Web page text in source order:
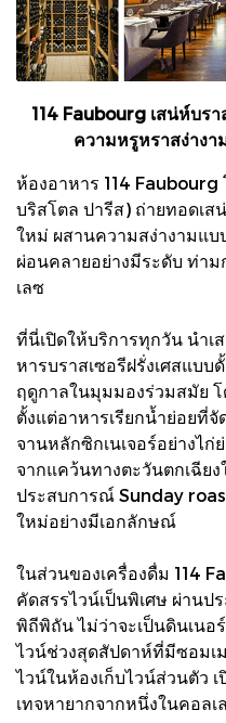
114 Faubourg เสน่ห์บร
ความหรูหราสง่างา
ห้องอาหาร 114 Faubourg
บริสโตล ปารีส) ถ่ายทอดเส
ใหม่ ผสานความสง่างามแบ
ผ่อนคลายอย่างมีระดับ ท่า
เลซ
ที่นี่เปิดให้บริการทุกวัน นำเ
หารบราสเซอรีฝรั่งเศสแบบ
ฤดูกาลในมุมมองร่วมสมัย
ตั้งแต่อาหารเรียกน้ำย่อยที่
จานหลักซิกเนเจอร์อย่างไ
จากแคว้นทางตะวันตกเฉียง
ประสบการณ์ Sunday
ใหม่อย่างมีเอกลักษณ์
ในส่วนของเครื่องดื่ม 114
คัดสรรไวน์เป็นพิเศษ ผ่าน
พิถีพิถัน ไม่ว่าจะเป็นดินเนอ
ไวน์ช่วงสุดสัปดาห์ที่มีซอมเ
ไวน์ในห้องเก็บไวน์ส่วนตัว
เทจหายากจากหนึ่งในคอล